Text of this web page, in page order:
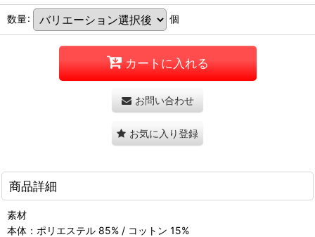
数量: 個
カートに入れる
お問い合わせ
お気に入り登録
商品詳細
素材
本体：ポリエステル 85% / コットン 15%